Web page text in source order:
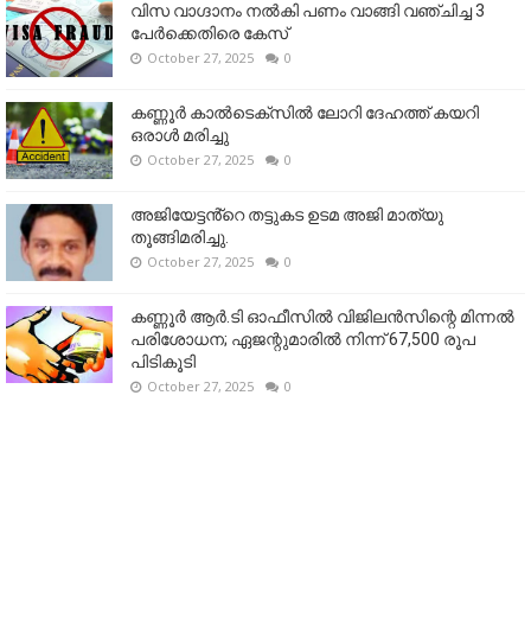
വിസ വാഗ്ദാനം നൽകി പണം വാങ്ങി വഞ്ചിച്ച 3
പേർക്കെതിരെ കേസ്
October 27, 2025 0
കണ്ണൂര്‍ കാല്‍ടെക്‌സില്‍ ലോറി ദേഹത്ത് കയറി
ഒരാള്‍ മരിച്ചു
October 27, 2025 0
അജിയേട്ടൻ്റെ തട്ടുകട ഉടമ അജി മാത്യു
തൂങ്ങിമരിച്ചു.
October 27, 2025 0
കണ്ണൂര്‍ ആര്‍.ടി ഓഫീസില്‍ വിജിലൻസിന്റെ മിന്നല്‍
പരിശോധന; ഏജന്റുമാരില്‍ നിന്ന് 67,500 രൂപ
പിടികൂടി
October 27, 2025 0